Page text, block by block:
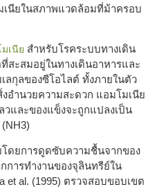
นียในสภาพแวดล้อมที่ม้าครอบ
เนีย สำหรับโรคระบบทางเดิน
สะสมอยู่ในทางเดินอาหารและ
ลกุลของซีโอไลต์ ทั้งภายในตัว
อำนวยความสะดวก แอมโมเนีย
วและของแข็งจะถูกแปลงเป็น
ดยการดูดซับความชื้นจากของ
การทำงานของจุลินทรีย์ใน
et al. (1995) ตรวจสอบขอบเขต